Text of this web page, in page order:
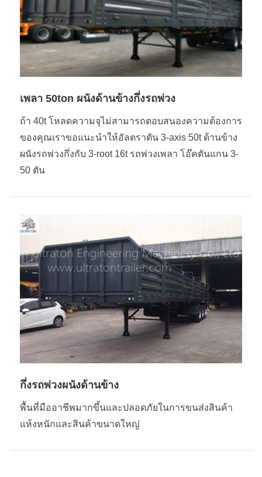
เพลา 50ton ผนังด้านข้างกึ่งรถพ่วง
ถ้า 40t โหลดความจุไม่สามารถตอบสนองความต้องการ
ของคุณเราขอแนะนำให้อัลตราตัน 3-axis 50t ด้านข้าง
ผนังรถพ่วงกึ่งกับ 3-root 16t รถพ่วงเพลา โอ๊คตันแกน 3-
50 ตัน
กึ่งรถพ่วงผนังด้านข้าง
พื้นที่มืออาชีพมากขึ้นและปลอดภัยในการขนส่งสินค้า
แห้งหนักและสินค้าขนาดใหญ่